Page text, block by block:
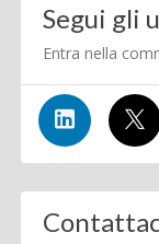
Segui gli
Entra nella